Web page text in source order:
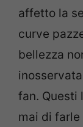
affetto la
curve
bellezza
fan. Questi
mai di